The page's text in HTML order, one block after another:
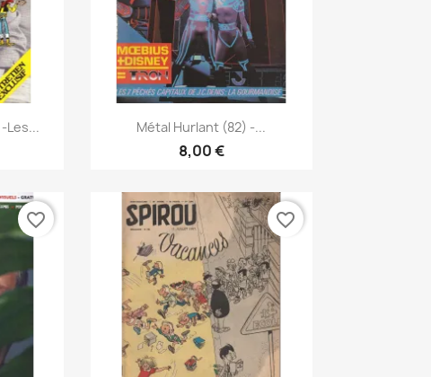
Les...  Anteprima
Métal Hurlant (82) -...
8,00 €
favorite_border favorite_border